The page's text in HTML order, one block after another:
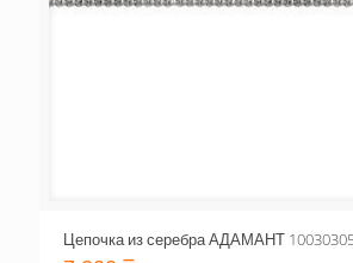
Цепочка из серебра АДАМАНТ